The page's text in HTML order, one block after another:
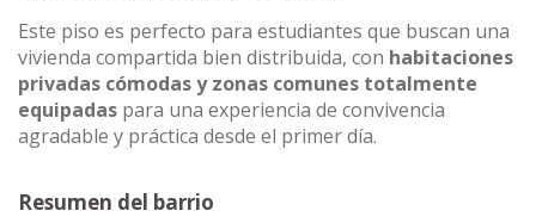
Este piso es perfecto para estudiantes que buscan una
vivienda compartida bien distribuida, con habitaciones
privadas cómodas y zonas comunes totalmente
equipadas para una experiencia de convivencia
agradable y práctica desde el primer día.
Resumen del barrio